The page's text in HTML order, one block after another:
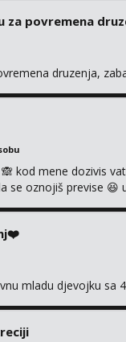
povremena
druzenja,
kod mene dozivis
se oznojiš previse 😆
mladu djevojku sa